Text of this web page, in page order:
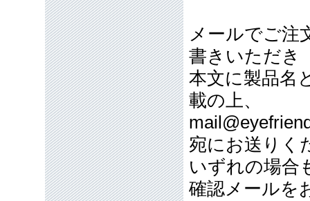
メールでご注
書きいただき
本文に製品名
載の上、
宛にお送りく
いずれの場合
確認メールを